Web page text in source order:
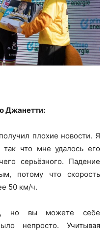
Джанетти:
плохие новости. Я
что мне удалось его
серьёзного. Падение
потому что скорость
50 км/ч.
но вы можете себе
непросто. Учитывая